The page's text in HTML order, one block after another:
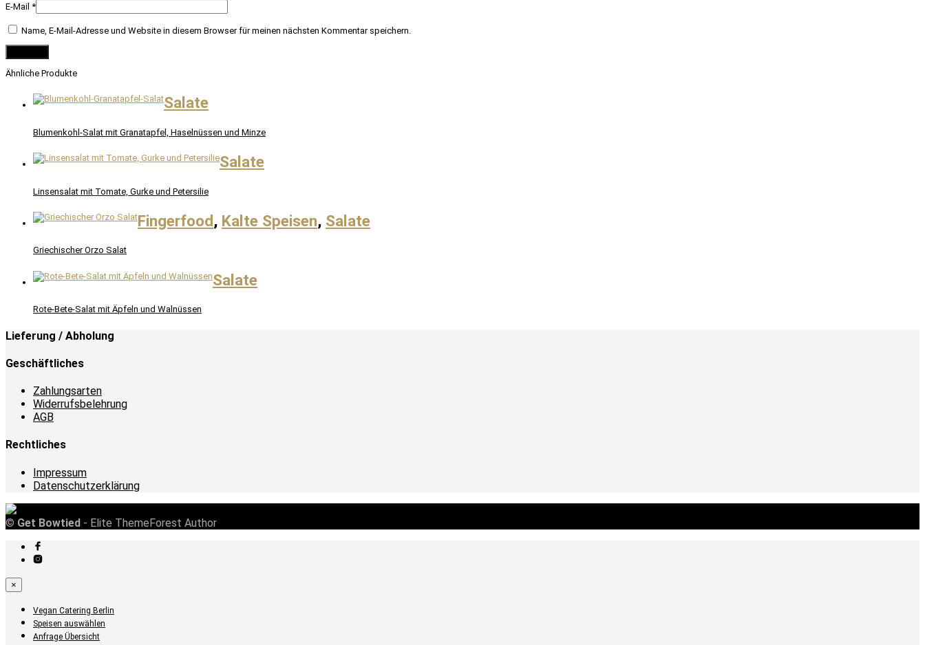
E-Mail *
Name, E-Mail-Adresse und Website in diesem Browser für meinen nächsten Kommentar speichern.
Ähnliche Produkte
Salate
Blumenkohl-Salat mit Granatapfel, Haselnüssen und Minze
Salate
Linsensalat mit Tomate, Gurke und Petersilie
Fingerfood, Kalte Speisen, Salate
Griechischer Orzo Salat
Salate
Rote-Bete-Salat mit Äpfeln und Walnüssen
Lieferung / Abholung
Geschäftliches
Zahlungsarten
Widerrufsbelehrung
AGB
Rechtliches
Impressum
Datenschutzerklärung
© Get Bowtied - Elite ThemeForest Author
×
Vegan Catering Berlin
Speisen auswählen
Anfrage Übersicht